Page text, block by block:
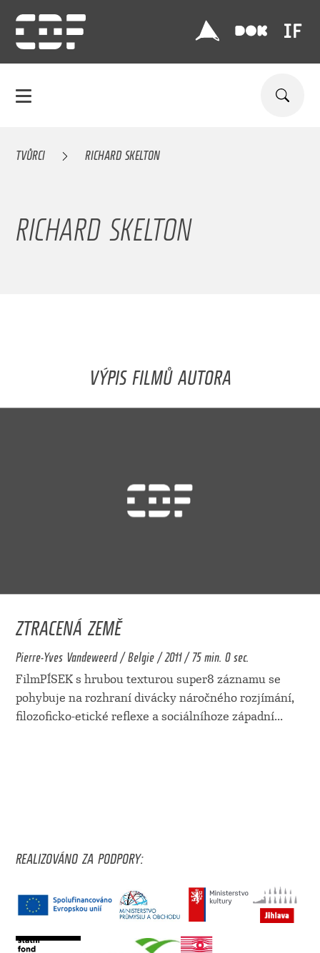
TVŮRCI RICHARD SKELTON
RICHARD SKELTON
VÝPIS FILMŮ AUTORA
ZTRACENÁ ZEMĚ
Pierre-Yves Vandeweerd / Belgie / 2011 / 75 min. 0 sec.
FilmPÍSEK s hrubou texturou super8 záznamu se
pohybuje na rozhraní divácky náročného rozjímání,
filozoficko-etické reflexe a sociálníhoze západní...
REALIZOVÁNO ZA PODPORY: